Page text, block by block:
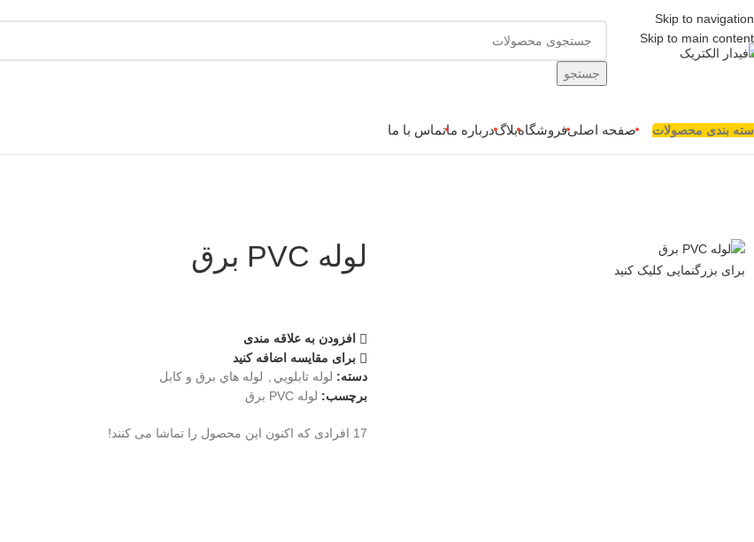
Skip to navigation
Skip to main content
جستجو
بندی محصولات صفحه اصلیفروشگاهبلاگدرباره ماتماس با ما
برای بزرگنمایی کلیک کنید لوله PVC برق
افزودن به علاقه مندی
برای مقایسه اضافه کنید
دسته: لوله تابلويي
لوله هاي برق و كابل
برچسب: لوله PVC برق
17 افرادی که اکنون این محصول را تماشا می کنند!